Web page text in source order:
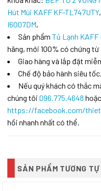
Hút Mùi KAFF KF-TL747UTY,
I6007DM,
Sản phẩm Tủ Lạnh KAFF
hãng, mới 100% có chứng từ
Giao hàng và lắp đặt
Chế độ bảo hành siêu
Nếu quý khách có thắc
chúng tôi 096.775.4648 hoặc
https://facebook.com/
hồi nhanh nhất có thể.
SẢN PHẨM TƯƠNG TỰ